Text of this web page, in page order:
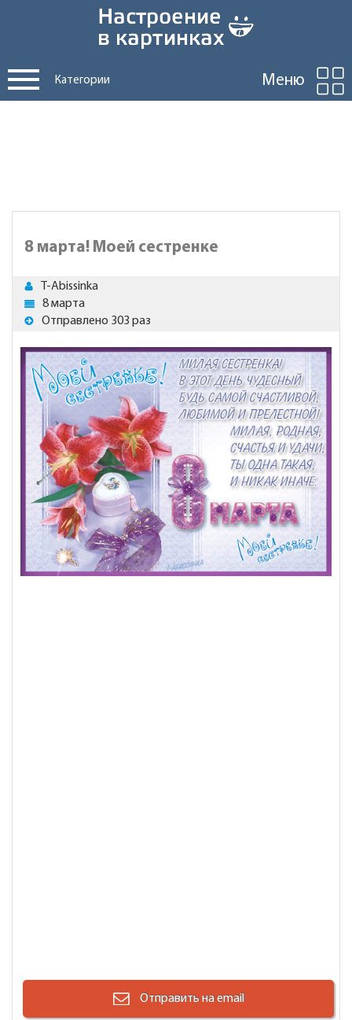
Категории Меню
8 марта! Моей сестренке
T-Abissinka
8 марта
Отправлено 303 раз
Отправить на email